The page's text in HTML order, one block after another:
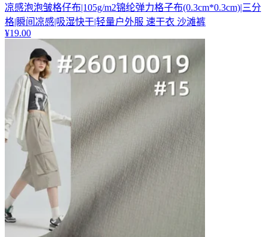
凉感泡泡皱格仔布|105g/m2锦纶弹力格子布(0.3cm*0.3cm)|三分
格|瞬间凉感|吸湿快干|轻量户外服 速干衣 沙滩裤
¥19.00